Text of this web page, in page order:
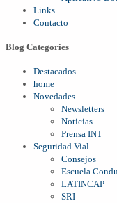
Links
Contacto
Blog Categories
Destacados
home
Novedades
Newsletters
Noticias
Prensa INT
Seguridad Vial
Consejos
Escuela
LATINCAP
SRI